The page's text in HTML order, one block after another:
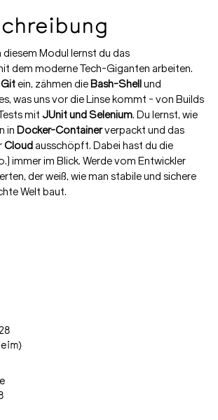
diesem Modul lernst du das
dem moderne Tech-Giganten arbeiten.
Gitein, zähmen die Bash-Shell und
was uns vor die Linse kommt - von Builds
mit JUnit und Selenium. Du lernst, wie
in Docker-Containerverpackt und das
Cloud ausschöpft. Dabei hast du die
immer im Blick. Werde vom Entwickler
der weiß, wie man stabile und sichere
Welt baut.